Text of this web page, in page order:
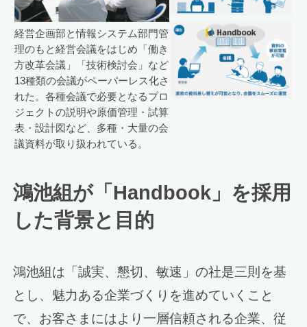
経営企画部と情報システム部門管
理のもと経営会議をはじめ「働き
方改革会議」「技術検討会」など
13種類の会議がペーパーレス化さ
れた。各種会議で必要となるプロ
ジェクトの説明や原価管理・試算
表・設計図など、多種・大量の会
議資料が取り扱われている。
鴻池組が「Handbook」を採用
した背景と目的
鴻池組は「誠実、懇切、敏速」の社是三則を基
とし、魅力ある企業づくりを進めていくこと
で、お客さまにはより一層信頼される企業、従